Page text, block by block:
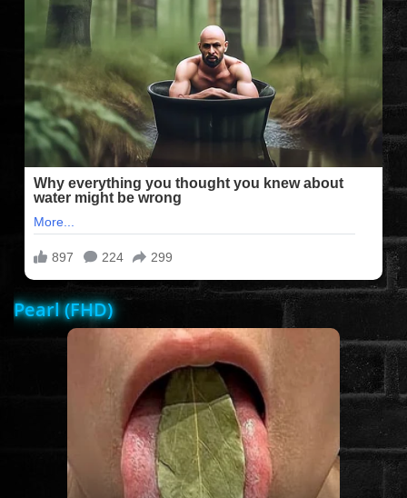
FILMEK (2025-ÖS)
FILMEK (2024-ES)
FILMEK (2023-AS)
FILMEK (2022-ES)
FELIRATOS FILMEK
AKCIÓ
Pearl (FHD)